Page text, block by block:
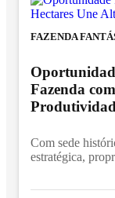
FAZENDA
Fazenda
Com sede
estratégica,